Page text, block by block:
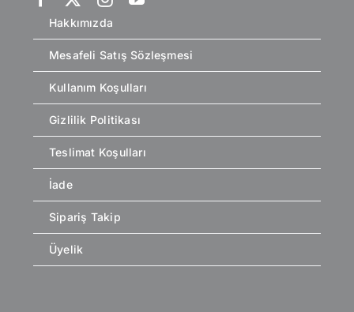
Hakkımızda
Mesafeli Satış Sözleşmesi
Kullanım Koşulları
Gizlilik Politikası
Teslimat Koşulları
İade
Sipariş Takip
Üyelik